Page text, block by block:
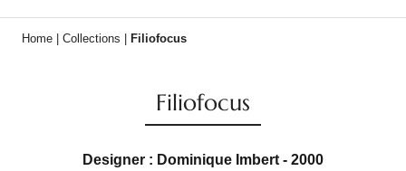
Home Collections Filiofocus
Filiofocus
Designer : Dominique Imbert - 2000